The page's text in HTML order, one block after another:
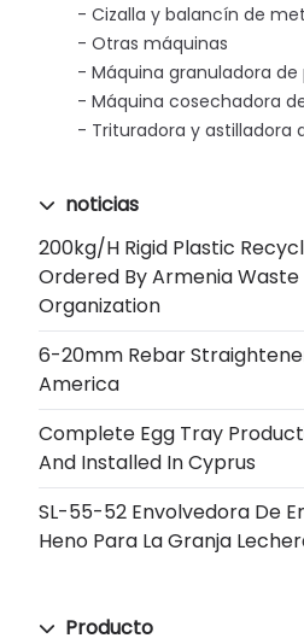
Cizalla y balancín de
Otras máquinas
Máquina granuladora de
Máquina cosechadora
Trituradora y astilladora
noticias
200kg/h Rigid Plastic
Ordered By Armenia
Organization
6-20mm Rebar
America
Complete Egg Tray
And Installed In Cyprus
SL-55-52 Envolvedora De
Heno Para La Granja
Producto